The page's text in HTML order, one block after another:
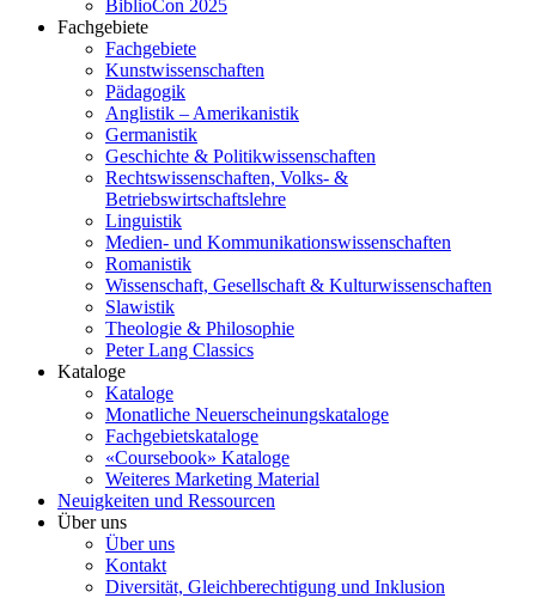
BiblioCon 2025
Fachgebiete
Fachgebiete
Kunstwissenschaften
Pädagogik
Anglistik – Amerikanistik
Germanistik
Geschichte & Politikwissenschaften
Rechtswissenschaften, Volks- &
Betriebswirtschaftslehre
Linguistik
Medien- und Kommunikationswissenschaften
Romanistik
Wissenschaft, Gesellschaft & Kulturwissenschaften
Slawistik
Theologie & Philosophie
Peter Lang Classics
Kataloge
Kataloge
Monatliche Neuerscheinungskataloge
Fachgebietskataloge
«Coursebook» Kataloge
Weiteres Marketing Material
Neuigkeiten und Ressourcen
Über uns
Über uns
Kontakt
Diversität, Gleichberechtigung und Inklusion